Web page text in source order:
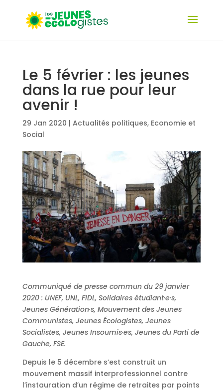
Le 5 février : les jeunes
dans la rue pour leur
avenir !
29 Jan 2020 | Actualités politiques, Economie et
Social
Communiqué de presse commun du 29 janvier
2020 : UNEF, UNL, FIDL, Solidaires étudiant·e·s,
Jeunes Génération·s, Mouvement des Jeunes
Communistes, Jeunes Écologistes, Jeunes
Socialistes, Jeunes Insoumis·es, Jeunes du Parti de
Gauche, FSE.
Depuis le 5 décembre s’est construit un
mouvement massif interprofessionnel contre
l’instauration d’un régime de retraites par points